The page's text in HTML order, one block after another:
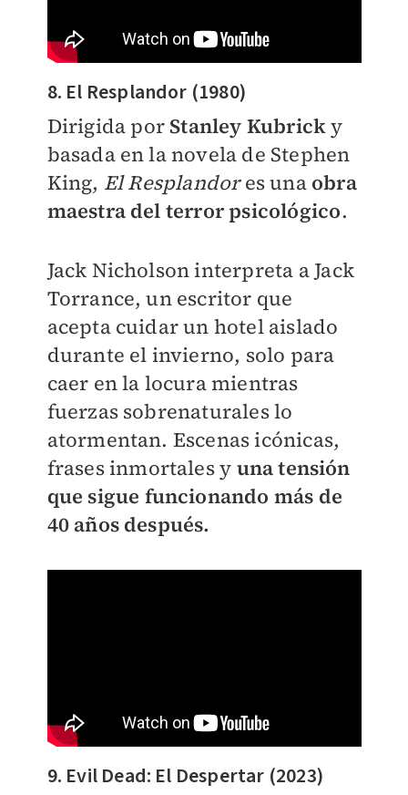
8. El Resplandor (1980)
Dirigida por Stanley Kubricky
basada en la novela de Stephen
King, El Resplandores una obra
maestra del terror psicológico.
Jack Nicholson interpreta a Jack
Torrance, un escritor que
acepta cuidar un hotel aislado
durante el invierno, solo para
caer en la locura mientras
fuerzas sobrenaturales lo
atormentan. Escenas icónicas,
frases inmortales y una tensión
que sigue funcionando más de
40 años después.
9. Evil Dead: El Despertar (2023)